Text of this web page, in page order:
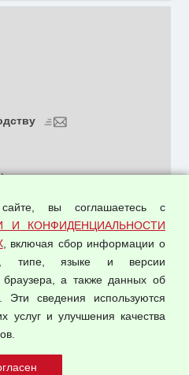
данных
вы соглашаетесь с
И КОНФИДЕНЦИАЛЬНОСТИ
, включая сбор информации о
типе, языке и версии
а также данных об
Эти сведения используются
услуг и улучшения качества